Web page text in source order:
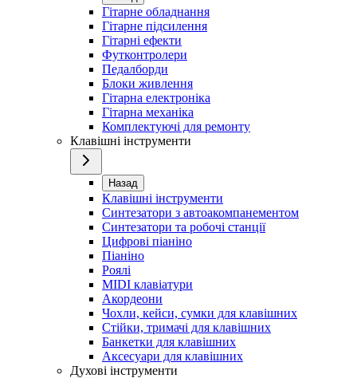
Гітарне обладнання
Гітарне підсилення
Гітарні ефекти
Футконтролери
Педалборди
Блоки живлення
Гітарна електроніка
Гітарна механіка
Комплектуючі для ремонту
Клавішні інструменти
Назад
Клавішні інструменти
Синтезатори з автоакомпанементом
Синтезатори та робочі станції
Цифрові піаніно
Піаніно
Роялі
MIDI клавіатури
Акордеони
Чохли, кейси, сумки для клавішних
Стійки, тримачі для клавішних
Банкетки для клавішних
Аксесуари для клавішних
Духові інструменти